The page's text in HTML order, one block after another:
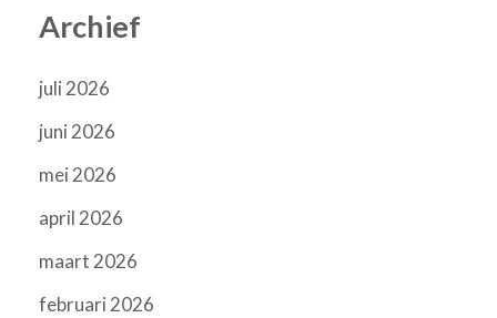
Archief
juli 2026
juni 2026
mei 2026
april 2026
maart 2026
februari 2026